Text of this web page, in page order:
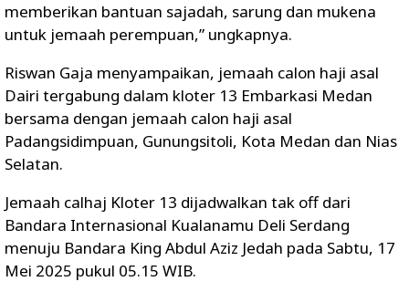
memberikan bantuan sajadah, sarung dan mukena
untuk jemaah perempuan,” ungkapnya.
Riswan Gaja menyampaikan, jemaah calon haji asal
Dairi tergabung dalam kloter 13 Embarkasi Medan
bersama dengan jemaah calon haji asal
Padangsidimpuan, Gunungsitoli, Kota Medan dan Nias
Selatan.
Jemaah calhaj Kloter 13 dijadwalkan tak off dari
Bandara Internasional Kualanamu Deli Serdang
menuju Bandara King Abdul Aziz Jedah pada Sabtu, 17
Mei 2025 pukul 05.15 WIB.